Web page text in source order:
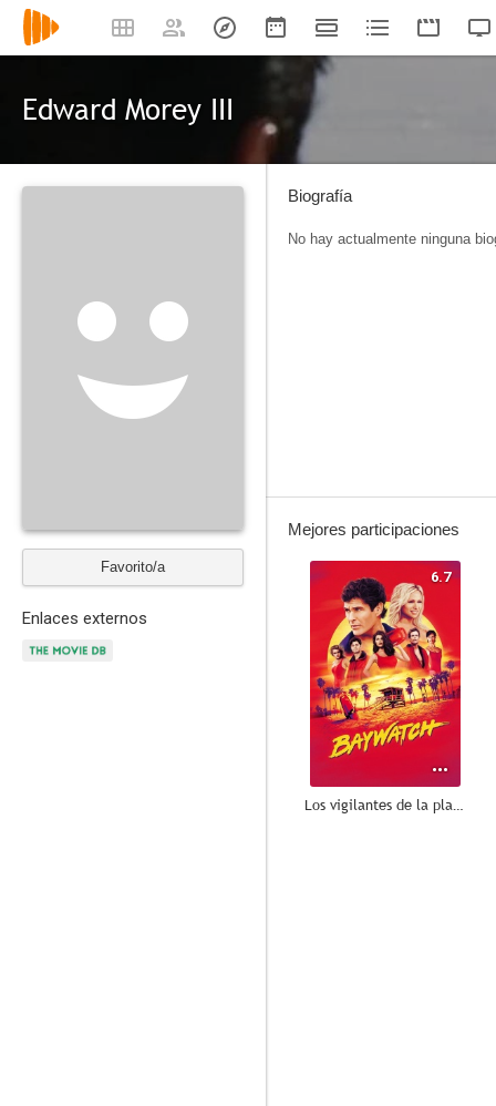
Edward Morey III
Favorito/a
Enlaces externos
Biografía
No hay actualmente ninguna
Mejores participaciones
6.7
Los vigilantes de la playa